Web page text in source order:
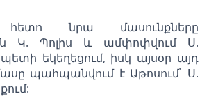
նրա մասունքները
Կ. Պոլիս և ամփոփվում Ս.
եկեղեցում, իսկ այսօր այդ
պահպանվում է Աթոսում՝ Ս.